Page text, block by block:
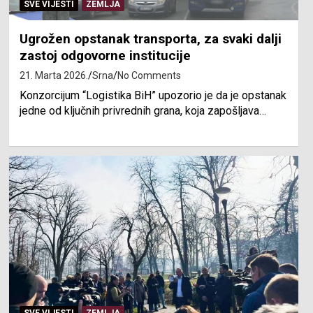
SVE VIJESTI ZEMLJA
Ugrožen opstanak transporta, za svaki dalji
zastoj odgovorne institucije
21. Marta 2026. Srna No Comments
Konzorcijum “Logistika BiH” upozorio je da je opstanak
jedne od ključnih privrednih grana, koja zapošljava…